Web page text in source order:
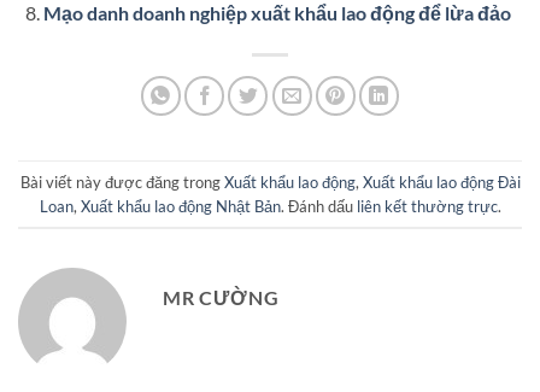
Mạo danh doanh nghiệp xuất khẩu lao động để lừa đảo
Bài viết này được đăng trongXuất khẩu lao động, Xuất khẩu lao động Đài
Loan, Xuất khẩu lao động Nhật Bản. Đánh dấu liên kết thường trực.
MR CƯỜNG